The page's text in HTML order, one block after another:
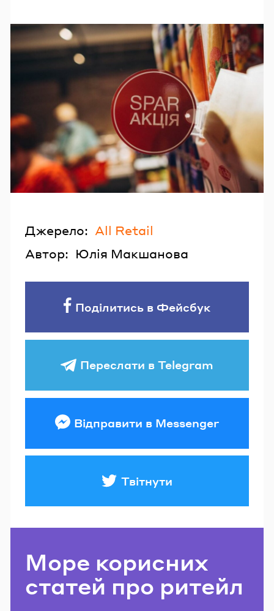
Джерело: All Retail
Автор: Юлія Макшанова
Поділитись в Фейсбук
Переслати в Telegram
Відправити в Messenger
Твітнути
Море корисних
статей про ритейл